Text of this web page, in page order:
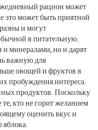
рацион может
это может быть приятной
и могут
в питательную.
минералами, но и дарят
важную для
овощей и фруктов в
пробуждения интереса.
продуктов. Поскольку
кто не горит желанием
оценить вкус и
яблока.